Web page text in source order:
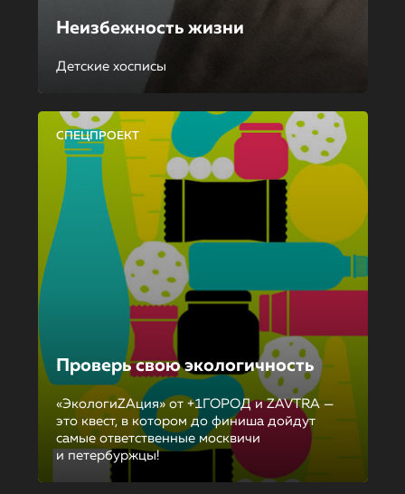
Неизбежность жизни
Детские хосписы
СПЕЦПРОЕКТ
Проверь свою экологичность
«ЭкологиZAция» от +1ГОРОД и ZAVTRA —
это квест, в котором до финиша дойдут
самые ответственные москвичи
и петербуржцы!